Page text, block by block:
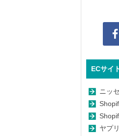
ECサイ
ニッ
ヤプ